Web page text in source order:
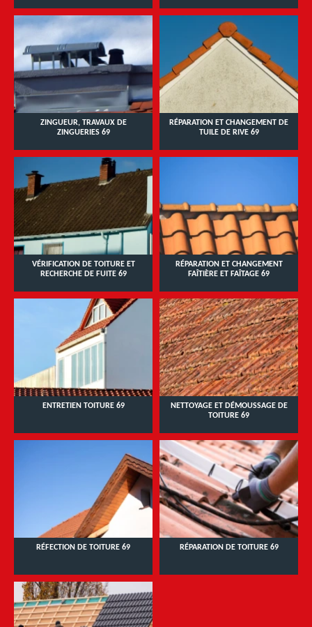
ZINGUEUR, TRAVAUX DE
ZINGUERIES 69
RÉPARATION ET CHANGEMENT DE
TUILE DE RIVE 69
VÉRIFICATION DE TOITURE ET
RECHERCHE DE FUITE 69
RÉPARATION ET CHANGEMENT
FAÎTIÈRE ET FAÎTAGE 69
ENTRETIEN TOITURE 69
NETTOYAGE ET DÉMOUSSAGE DE
TOITURE 69
RÉFECTION DE TOITURE 69 RÉPARATION DE TOITURE 69